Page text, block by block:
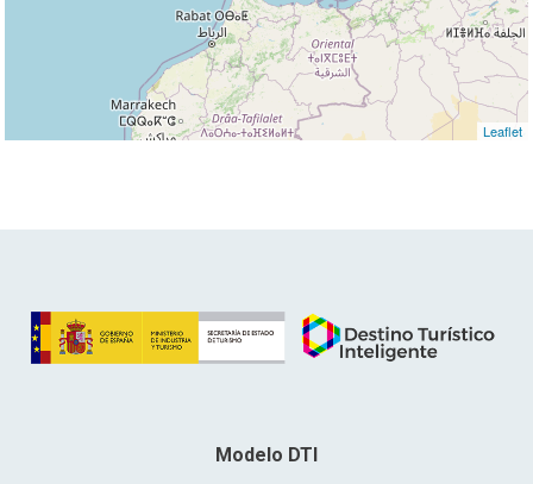
Leaflet
Modelo DTI